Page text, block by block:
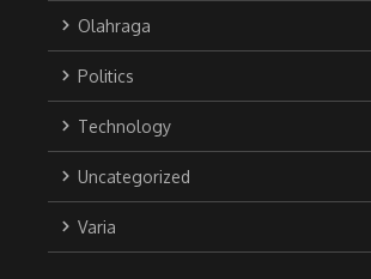
Olahraga
Politics
Technology
Uncategorized
Varia